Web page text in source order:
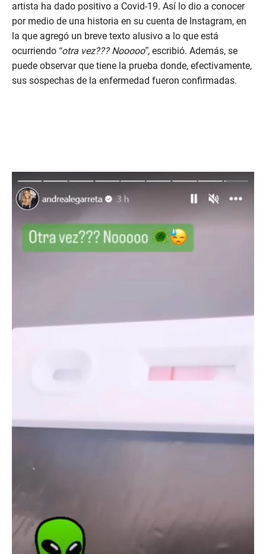
artista ha dado positivo a Covid-19. Así lo dio a conocer
por medio de una historia en su cuenta de Instagram, en
la que agregó un breve texto alusivo a lo que está
ocurriendo “otra vez??? Nooooo”, escribió. Además, se
puede observar que tiene la prueba donde, efectivamente,
sus sospechas de la enfermedad fueron confirmadas.